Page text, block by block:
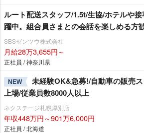
ルート配送スタッフ/1.5t/生協/ホテルや
躍中。組合員さまとの会話を楽しめる方
SBSゼンツウ株式会社
月給28万3,655円～
正社員 / 神奈川県
NEW
未経験OK&急募!/自動車の販売
上場/従業員数8000人以上
ネクステージ札幌厚別店
年収448万円～901万6,000円
正社員 / 北海道